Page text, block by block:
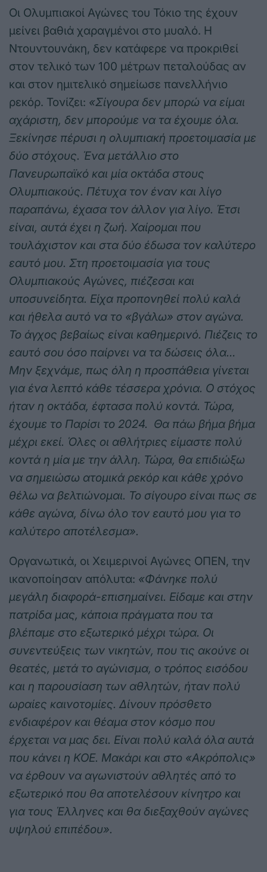
Οι Ολυμπιακοί Αγώνες του Τόκιο της έχουν
μείνει βαθιά χαραγμένοι στο μυαλό. Η
Ντουντουνάκη, δεν κατάφερε να προκριθεί
στον τελικό των 100 μέτρων πεταλούδας αν
και στον ημιτελικό σημείωσε πανελλήνιο
ρεκόρ. Τονίζει: «Σίγουρα δεν μπορώ να είμαι
αχάριστη, δεν μπορούμε να τα έχουμε όλα.
Ξεκίνησε πέρυσι η ολυμπιακή προετοιμασία με
δύο στόχους. Ένα μετάλλιο στο
Πανευρωπαϊκό και μία οκτάδα στους
Ολυμπιακούς. Πέτυχα τον έναν και λίγο
παραπάνω, έχασα τον άλλον για λίγο. Έτσι
είναι, αυτά έχει η ζωή. Χαίρομαι που
τουλάχιστον και στα δύο έδωσα τον καλύτερο
εαυτό μου. Στη προετοιμασία για τους
Ολυμπιακούς Αγώνες, πιέζεσαι και
υποσυνείδητα. Είχα προπονηθεί πολύ καλά
και ήθελα αυτό να το «βγάλω» στον αγώνα.
Το άγχος βεβαίως είναι καθημερινό. Πιέζεις το
εαυτό σου όσο παίρνει να τα δώσεις όλα…
Μην ξεχνάμε, πως όλη η προσπάθεια γίνεται
για ένα λεπτό κάθε τέσσερα χρόνια. Ο στόχος
ήταν η οκτάδα, έφτασα πολύ κοντά. Τώρα,
έχουμε το Παρίσι το 2024. Θα πάω βήμα βήμα
μέχρι εκεί. Όλες οι αθλήτριες είμαστε πολύ
κοντά η μία με την άλλη. Τώρα, θα επιδιώξω
να σημειώσω ατομικά ρεκόρ και κάθε χρόνο
θέλω να βελτιώνομαι. Το σίγουρο είναι πως σε
κάθε αγώνα, δίνω όλο τον εαυτό μου για το
καλύτερο αποτέλεσμα».
Οργανωτικά, οι Χειμερινοί Αγώνες ΟΠΕΝ, την
ικανοποίησαν απόλυτα: «Φάνηκε πολύ
μεγάλη διαφορά-επισημαίνει. Είδαμε και στην
πατρίδα μας, κάποια πράγματα που τα
βλέπαμε στο εξωτερικό μέχρι τώρα. Οι
συνεντεύξεις των νικητών, που τις ακούνε οι
θεατές, μετά το αγώνισμα, ο τρόπος εισόδου
και η παρουσίαση των αθλητών, ήταν πολύ
ωραίες καινοτομίες. Δίνουν πρόσθετο
ενδιαφέρον και θέαμα στον κόσμο που
έρχεται να μας δει. Είναι πολύ καλά όλα αυτά
που κάνει η ΚΟΕ. Μακάρι και στο «Ακρόπολις»
να έρθουν να αγωνιστούν αθλητές από το
εξωτερικό που θα αποτελέσουν κίνητρο και
για τους Έλληνες και θα διεξαχθούν αγώνες
υψηλού επιπέδου».